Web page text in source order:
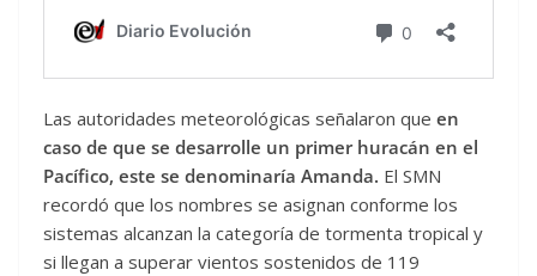
Las autoridades meteorológicas señalaron que en
caso de que se desarrolle un primer huracán en el
Pacífico, este se denominaría Amanda. El SMN
recordó que los nombres se asignan conforme los
sistemas alcanzan la categoría de tormenta tropical y
si llegan a superar vientos sostenidos de 119